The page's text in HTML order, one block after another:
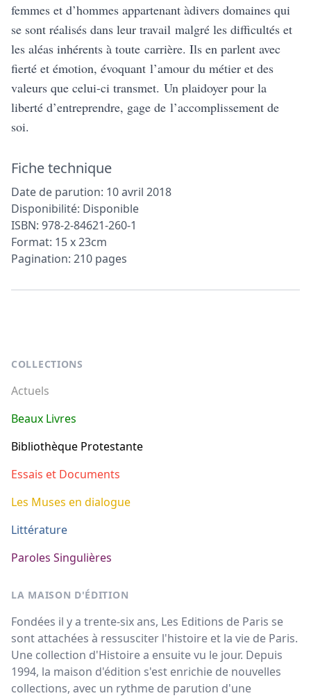
femmes et d’hommes appartenant àdivers domaines qui
se sont réalisés dans leur travail malgré les difficultés et
les aléas inhérents à toute carrière. Ils en parlent avec
fierté et émotion, évoquant l’amour du métier et des
valeurs que celui-ci transmet. Un plaidoyer pour la
liberté d’entreprendre, gage de l’accomplissement de
soi.
Fiche technique
Date de parution: 10 avril 2018
Disponibilité: Disponible
ISBN: 978-2-84621-260-1
Format: 15 x 23cm
Pagination: 210 pages
COLLECTIONS
Actuels
Beaux Livres
Bibliothèque Protestante
Essais et Documents
Les Muses en dialogue
Littérature
Paroles Singulières
LA MAISON D'ÉDITION
Fondées il y a trente-six ans, Les Editions de Paris se
sont attachées à ressusciter l'histoire et la vie de Paris.
Une collection d'Histoire a ensuite vu le jour. Depuis
1994, la maison d'édition s'est enrichie de nouvelles
collections, avec un rythme de parution d'une